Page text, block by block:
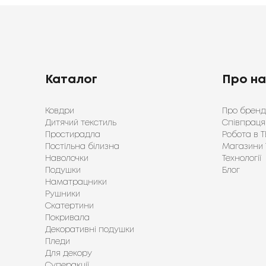
Каталог
Ковдри
Дитячий текстиль
Простирадла
Постільна білизна
Наволочки
Подушки
Наматрацники
Рушники
Скатертини
Покривала
Декоративні подушки
Пледи
Для декору
Про
Про бренд
Робота в
Магазини
Технології
Блог